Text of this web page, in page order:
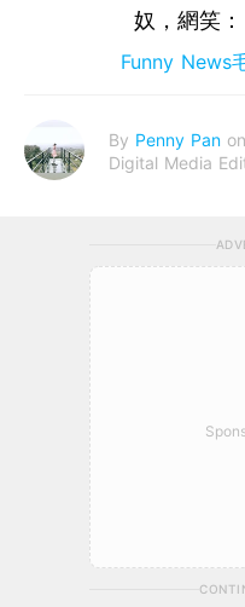
奴，網笑
Funny News
By Penny Pan
Digital Media